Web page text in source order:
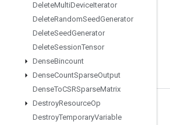
DeleteMultiDeviceIterator
DeleteRandomSeedGenerator
DeleteSeedGenerator
DeleteSessionTensor
DenseBincount
DenseCountSparseOutput
DenseToCSRSparseMatrix
DestroyResourceOp
DestroyTemporaryVariable
Mantente conectado